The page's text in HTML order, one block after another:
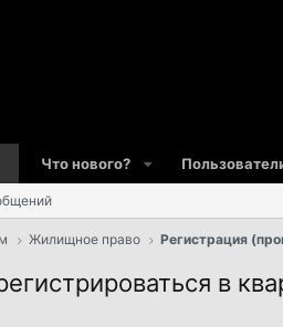
Что нового?
Жилищное право Регистрация
в